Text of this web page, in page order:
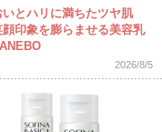
いとハリに満ちたツヤ肌
顔印象を膨らませる美容乳
2026/8/5